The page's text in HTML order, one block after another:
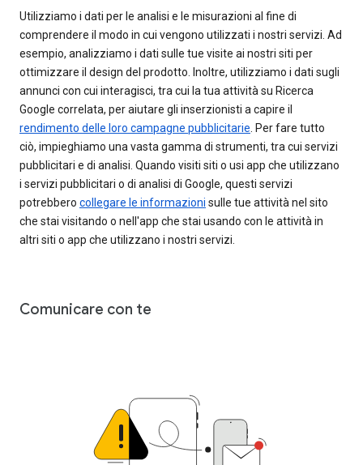
Utilizziamo i dati per le analisi e le misurazioni al fine di
comprendere il modo in cui vengono utilizzati i nostri servizi. Ad
esempio, analizziamo i dati sulle tue visite ai nostri siti per
ottimizzare il design del prodotto. Inoltre, utilizziamo i dati sugli
annunci con cui interagisci, tra cui la tua attività su Ricerca
Google correlata, per aiutare gli inserzionisti a capire il
rendimento delle loro campagne pubblicitarie. Per fare tutto
ciò, impieghiamo una vasta gamma di strumenti, tra cui servizi
pubblicitari e di analisi. Quando visiti siti o usi app che utilizzano
i servizi pubblicitari o di analisi di Google, questi servizi
potrebbero collegare le informazioni sulle tue attività nel sito
che stai visitando o nell'app che stai usando con le attività in
altri siti o app che utilizzano i nostri servizi.
Comunicare con te